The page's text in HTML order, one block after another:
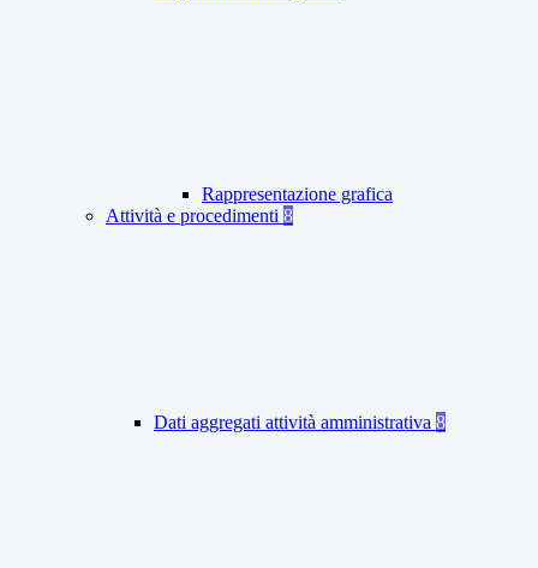
Rappresentazione grafica
Attività e procedimenti 8
Dati aggregati attività amministrativa 8